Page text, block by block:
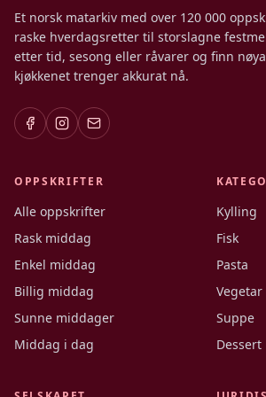
Et norsk matarkiv med over 120 000
raske hverdagsretter til storslagne
etter tid, sesong eller råvarer og finn
kjøkkenet trenger akkurat nå.
OPPSKRIFTER
Alle oppskrifter
Rask middag
Enkel middag
Billig middag
Sunne middager
Middag i dag
Kylling
Fisk
Pasta
Vegetar
Suppe
Dessert